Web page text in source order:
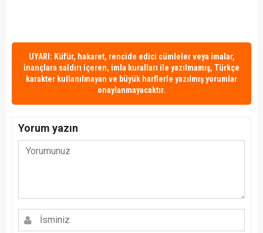
UYARI: Küfür, hakaret, rencide edici cümleler veya imalar,
inançlara saldırı içeren, imla kuralları ile yazılmamış, Türkçe
karakter kullanılmayan ve büyük harflerle yazılmış yorumlar
onaylanmayacaktır.
Yorum yazın